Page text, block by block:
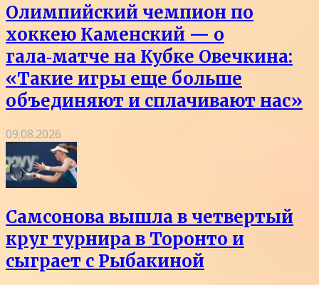
Олимпийский чемпион по
хоккею Каменский — о
гала‑матче на Кубке Овечкина:
«Такие игры еще больше
объединяют и сплачивают нас»
09.08.2026
Самсонова вышла в четвертый
круг турнира в Торонто и
сыграет с Рыбакиной